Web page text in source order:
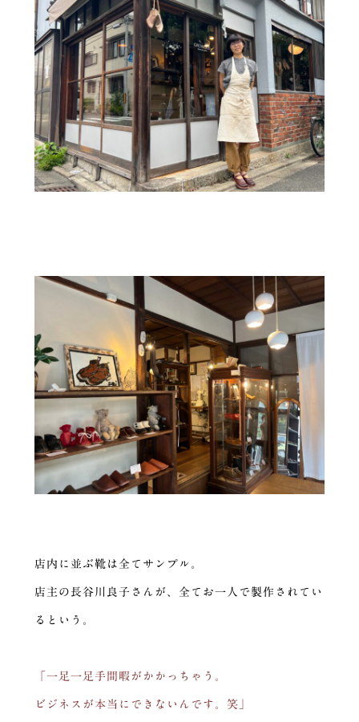
店内に並ぶ靴は全てサンプル。
店主の長谷川良子さんが、全てお一人で製作されてい
るという。
「一足一足手間暇がかかっちゃう。
ビジネスが本当にできないんです。笑」